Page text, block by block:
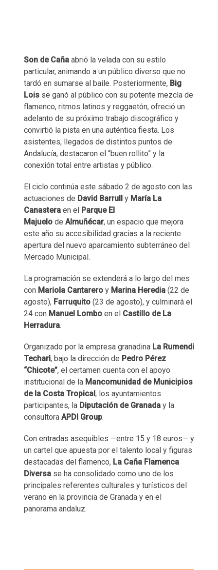
Son de Caña abrió la velada con su estilo
particular, animando a un público diverso que no
tardó en sumarse al baile. Posteriormente, Big
Lois se ganó al público con su potente mezcla de
flamenco, ritmos latinos y reggaetón, ofreció un
adelanto de su próximo trabajo discográfico y
convirtió la pista en una auténtica fiesta. Los
asistentes, llegados de distintos puntos de
Andalucía, destacaron el “buen rollito” y la
conexión total entre artistas y público.
El ciclo continúa este sábado 2 de agosto con las
actuaciones de David Barrull y María La
Canastera en el Parque El
Majuelo de Almuñécar, un espacio que mejora
este año su accesibilidad gracias a la reciente
apertura del nuevo aparcamiento subterráneo del
Mercado Municipal.
La programación se extenderá a lo largo del mes
con Mariola Cantarero y Marina Heredia (22 de
agosto), Farruquito (23 de agosto), y culminará el
24 con Manuel Lombo en el Castillo de La
Herradura.
Organizado por la empresa granadina La Rumendi
Techari, bajo la dirección de Pedro Pérez
“Chicote”, el certamen cuenta con el apoyo
institucional de la Mancomunidad de Municipios
de la Costa Tropical, los ayuntamientos
participantes, la Diputación de Granada y la
consultora APDI Group.
Con entradas asequibles —entre 15 y 18 euros— y
un cartel que apuesta por el talento local y figuras
destacadas del flamenco, La Caña Flamenca
Diversa se ha consolidado como uno de los
principales referentes culturales y turísticos del
verano en la provincia de Granada y en el
panorama andaluz.